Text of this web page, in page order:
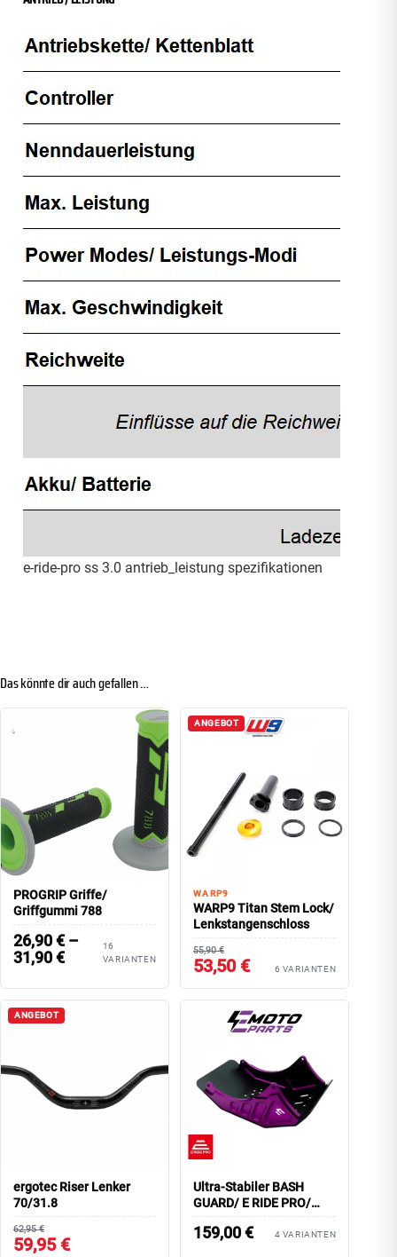
e-ride-pro ss 3.0 antrieb_leistung spezifikationen
Das könnte dir auch gefallen …
PROGRIP Griffe/
Griffgummi 788
26,90€ –
31,90€
16
VARIANTEN
ANGEBOT
WARP9
WARP9 Titan Stem Lock/
Lenkstangenschloss
55,90 €
53,50 € 6 VARIANTEN
ANGEBOT
ergotec Riser Lenker
70/31.8
62,95 €
59,95 €
Ultra-Stabiler BASH
GUARD/ E RIDE PRO/
EmotoParts
159,00€ 4 VARIANTEN